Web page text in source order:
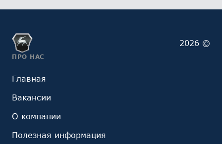
2026 ©
ПРО НАС
Главная
Вакансии
О компании
Полезная информация